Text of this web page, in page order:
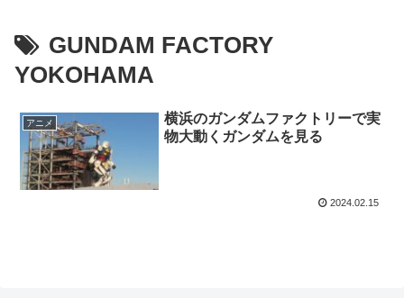
GUNDAM FACTORY
YOKOHAMA
アニメ
横浜のガンダムファクトリーで実
物大動くガンダムを見る
2024.02.15